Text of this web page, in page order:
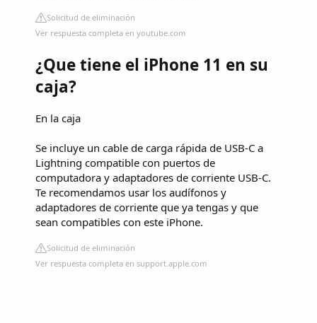
Solicitud de eliminación
Ver respuesta completa en youtube.com
¿Que tiene el iPhone 11 en su
caja?
En la caja
Se incluye un cable de carga rápida de USB-C a
Lightning compatible con puertos de
computadora y adaptadores de corriente USB-C.
Te recomendamos usar los audífonos y
adaptadores de corriente que ya tengas y que
sean compatibles con este iPhone.
Solicitud de eliminación
Ver respuesta completa en support.apple.com